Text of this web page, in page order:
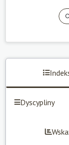
Dyscypliny